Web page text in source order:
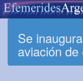
Se
aviación